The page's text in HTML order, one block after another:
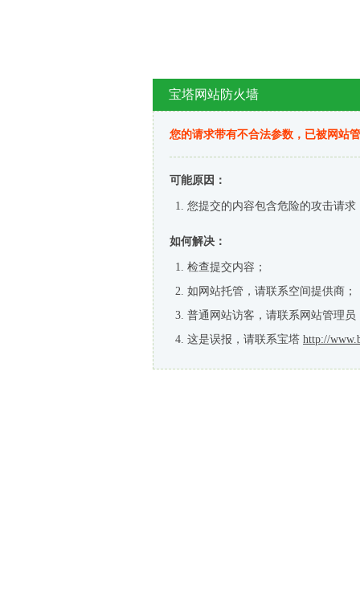
宝塔网站防火墙
您的请求带有不合法参数，已被网站
可能原因：
您提交的内容包含危险的攻击请求
如何解决：
检查提交内容；
如网站托管，请联系空间提供商；
普通网站访客，请联系网站管理员
这是误报，请联系宝塔 http://